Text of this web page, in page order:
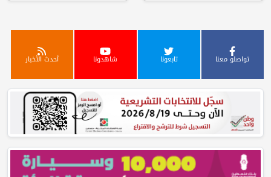
تواصلو معنا تابعونا شاهدونا أحدث الأخبار